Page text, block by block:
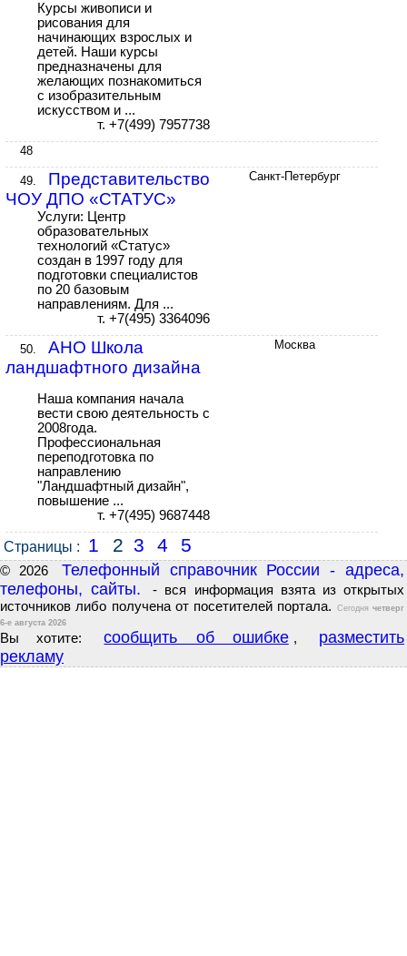
Курсы живописи и
рисования для
начинающих взрослых и
детей. Наши курсы
предназначены для
желающих познакомиться
с изобразительным
искусством и ...
т. +7(499) 7957738
48
49.
Представительство
ЧОУ ДПО «СТАТУС»
Услуги: Центр
образовательных
технологий «Статус»
создан в 1997 году для
подготовки специалистов
по 20 базовым
направлениям. Для ...
т. +7(495) 3364096
Санкт-Петербург
50.
АНО Школа
ландшафтного дизайна
Наша компания начала
вести свою деятельность с
2008года.
Профессиональная
переподготовка по
направлению
"Ландшафтный дизайн",
повышение ...
т. +7(495) 9687448
Москва
Страницы : 1 2 3 4 5
© 2026
Телефонный справочник России - адреса,
телефоны, сайты.
- вся информация взята из открытых
источников либо получена от посетителей портала.
Сегоднячетверг
6-е августа 2026
Вы хотите: сообщить об ошибке ,
разместить
рекламу